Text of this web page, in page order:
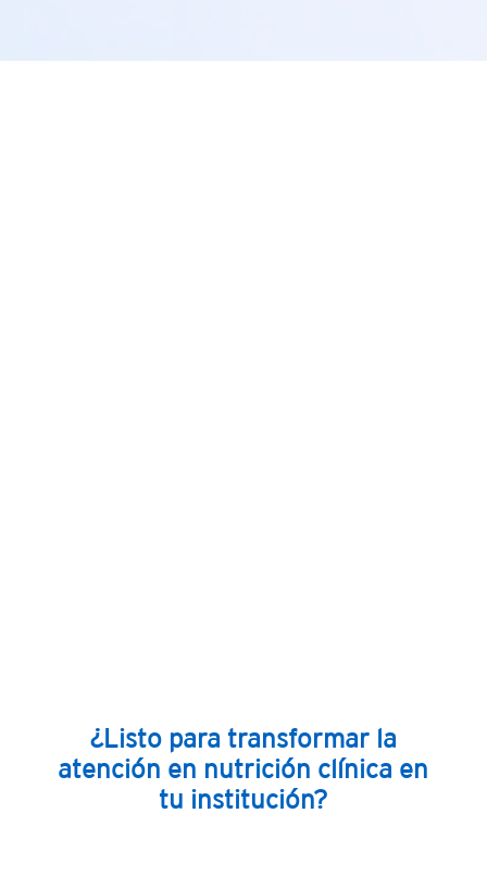
¿Listo para transformar la
atención en nutrición clínica en
tu institución?